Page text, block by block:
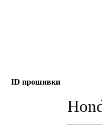
ID прошивки